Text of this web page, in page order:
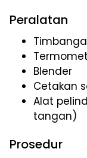
Peralatan
Blender
Cetakan
Alat
tangan)
Prosedur